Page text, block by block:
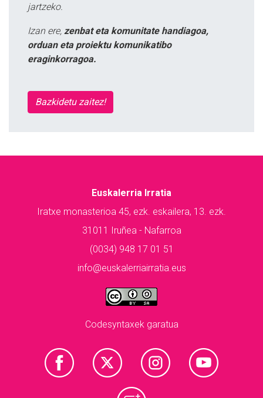
jartzeko.
Izan ere, zenbat eta komunitate handiagoa,
orduan eta proiektu komunikatibo
eraginkorragoa.
Bazkidetu zaitez!
Euskalerria Irratia
Iratxe monasterioa 45, ezk. eskailera, 13. ezk.
31011 Iruñea - Nafarroa
(0034) 948 17 01 51
info@euskalerriairratia.eus
Codesyntaxek garatua